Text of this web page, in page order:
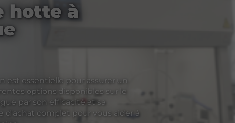
hotte à
est essentielle pour assurer un
options disponibles sur le
par son efficacité et sa
d'achat complet pour vous aider à